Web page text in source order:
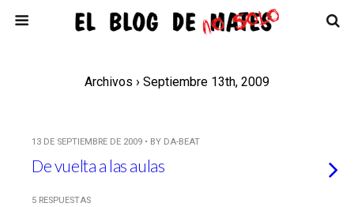
Archivos › Septiembre 13th, 2009
13 DE SEPTIEMBRE DE 2009 • BY DA-BEAT
De vuelta a las aulas
5 RESPUESTAS